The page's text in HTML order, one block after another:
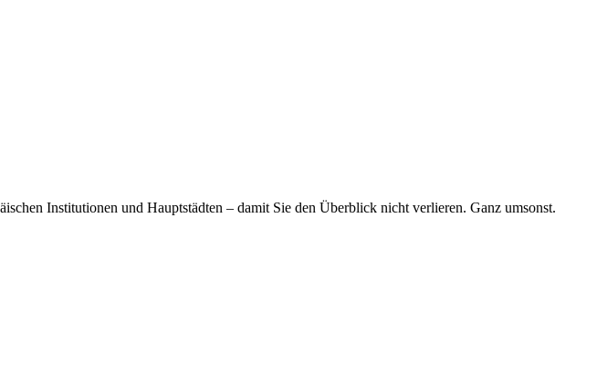
Institutionen und Hauptstädten – damit Sie den Überblick nicht verlieren. Ganz umsonst.